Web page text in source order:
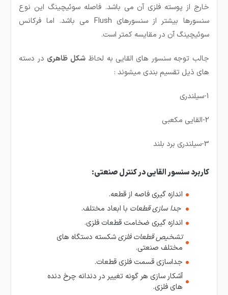
خارج از پوسته فلزی آن می باشد. فاصله سوئیچینگ این نوع
سنسورها بیشتر از سنسورهای Flush می باشد. اما فرکانس
سوئیچینگ آن در مقایسه کمتر است.
جالب توجه سنسور های القایی به لحاظشكل ظاهری در دسته
های ذیل تقسیم بندی میشوند :
1-سیلندری
2-القایی مکعبی
3-سیلندری برد بلند
کاربرد سنسور القایی در کنترل صنعتی:
اندازه گيری فاصه از قطعه.
جدا سازی قطعات با ابعاد مختلف.
اندازه گيری ضخامت قطعات فلزی.
تشخیص قطعات فلزیشکسته دستگاه های
مختلف صنعتی.
جداسازی قسمت فلزی قطعات.
آشکار سازی هر گونه تغییر در دندانه چرخ دنده
های فلزی.